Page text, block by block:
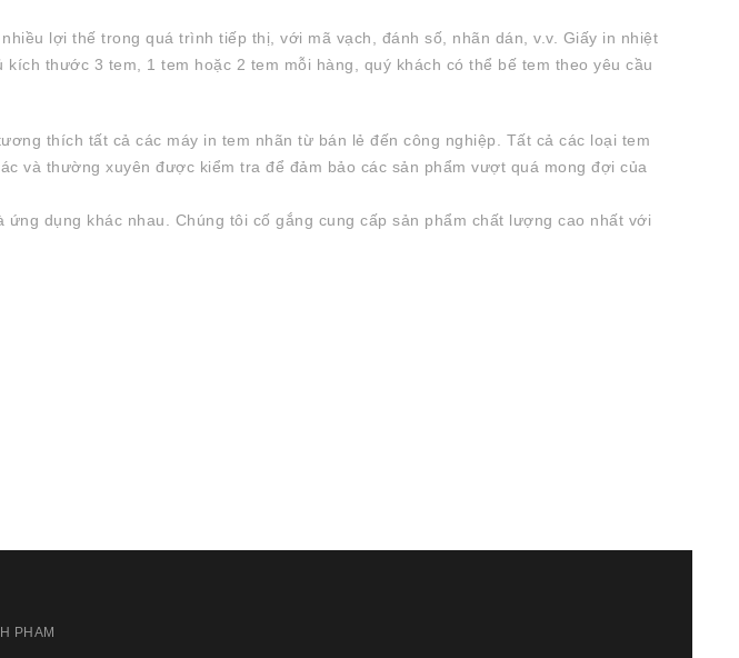
lợi thế trong quá trình tiếp thị, với mã vạch, đánh số, nhãn dán, v.v. Giấy in nhiệt
thước 3 tem, 1 tem hoặc 2 tem mỗi hàng, quý khách có thể bế tem theo yêu cầu
thích tất cả các máy in tem nhãn từ bán lẻ đến công nghiệp. Tất cả các loại tem
và thường xuyên được kiểm tra để đảm bảo các sản phẩm vượt quá mong đợi của
dụng khác nhau. Chúng tôi cố gắng cung cấp sản phẩm chất lượng cao nhất với